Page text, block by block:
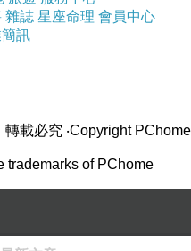
情輕鬆⋯⋯出發！
雜誌 星座命理 會員中心
訊
轉載必究 ‧Copyright PChome
trademarks of PChome